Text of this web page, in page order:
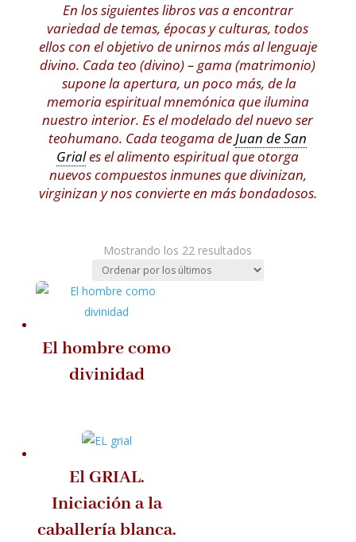
En los siguientes libros vas a encontrar
variedad de temas, épocas y culturas, todos
ellos con el objetivo de unirnos más al lenguaje
divino. Cada teo (divino) – gama (matrimonio)
supone la apertura, un poco más, de la
memoria espiritual mnemónica que ilumina
nuestro interior. Es el modelado del nuevo ser
teohumano. Cada teogama deJuan de San
Griales el alimento espiritual que otorga
nuevos compuestos inmunes que divinizan,
virginizan y nos convierte en más bondadosos.
Mostrando los 22 resultados
por
El hombre como
divinidad
El GRIAL.
Iniciación a la
caballería blanca.